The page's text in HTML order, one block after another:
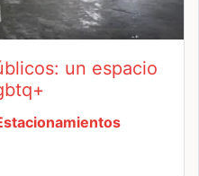
un espacio